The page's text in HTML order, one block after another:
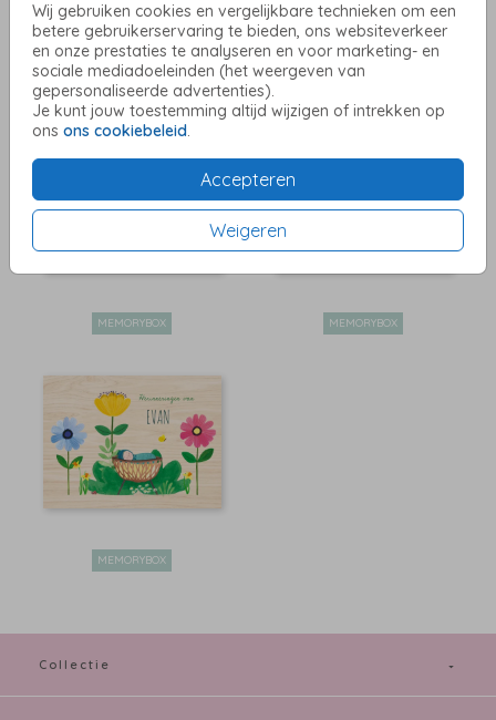
Wij gebruiken cookies en vergelijkbare technieken om een
betere gebruikerservaring te bieden, ons websiteverkeer
en onze prestaties te analyseren en voor marketing- en
sociale mediadoeleinden (het weergeven van
gepersonaliseerde advertenties).
Je kunt jouw toestemming altijd wijzigen of intrekken op
ons ons cookiebeleid.
Accepteren
Weigeren
MEMORYBOX
MEMORYBOX MEMORYBOX
MEMORYBOX
Collectie